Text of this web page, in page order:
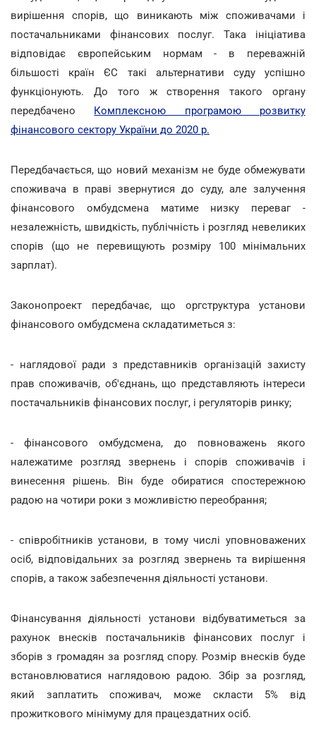
вирішення спорів, що виникають між споживачами і
постачальниками фінансових послуг. Така ініціатива
відповідає європейським нормам - в переважній
більшості країн ЄС такі альтернативи суду успішно
функціонують. До того ж створення такого органу
передбачено Комплексною програмою розвитку
фінансового сектору України до 2020 р.
Передбачається, що новий механізм не буде обмежувати
споживача в праві звернутися до суду, але залучення
фінансового омбудсмена матиме низку переваг -
незалежність, швидкість, публічність і розгляд невеликих
спорів (що не перевищують розміру 100 мінімальних
зарплат).
Законопроект передбачає, що оргструктура установи
фінансового омбудсмена складатиметься з:
- наглядової ради з представників організацій захисту
прав споживачів, об'єднань, що представляють інтереси
постачальників фінансових послуг, і регуляторів ринку;
- фінансового омбудсмена, до повноважень якого
належатиме розгляд звернень і спорів споживачів і
винесення рішень. Він буде обиратися спостережною
радою на чотири роки з можливістю переобрання;
- співробітників установи, в тому числі уповноважених
осіб, відповідальних за розгляд звернень та вирішення
спорів, а також забезпечення діяльності установи.
Фінансування діяльності установи відбуватиметься за
рахунок внесків постачальників фінансових послуг і
зборів з громадян за розгляд спору. Розмір внесків буде
встановлюватися наглядовою радою. Збір за розгляд,
який заплатить споживач, може скласти 5% від
прожиткового мінімуму для працездатних осіб.